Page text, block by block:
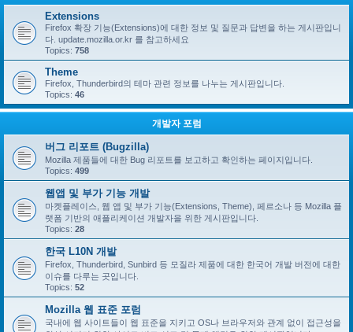
Extensions
Firefox 확장 기능(Extensions)에 대한 정보 및 질문과 답변을 하는 게시판입니
다. update.mozilla.or.kr 를 참고하세요
Topics: 758
Theme
Firefox, Thunderbird의 테마 관련 정보를 나누는 게시판입니다.
Topics: 46
개발자 포럼
버그 리포트 (Bugzilla)
Mozilla 제품들에 대한 Bug 리포트를 보고하고 확인하는 페이지입니다.
Topics: 499
웹앱 및 부가 기능 개발
마켓플레이스, 웹 앱 및 부가 기능(Extensions, Theme), 페르소나 등 Mozilla 플
랫폼 기반의 애플리케이션 개발자을 위한 게시판입니다.
Topics: 28
한국 L10N 개발
Firefox, Thunderbird, Sunbird 등 모질라 제품에 대한 한국어 개발 버전에 대한
이슈를 다루는 곳입니다.
Topics: 52
Mozilla 웹 표준 포럼
국내에 웹 사이트들이 웹 표준을 지키고 OS나 브라우저와 관계 없이 접근성을